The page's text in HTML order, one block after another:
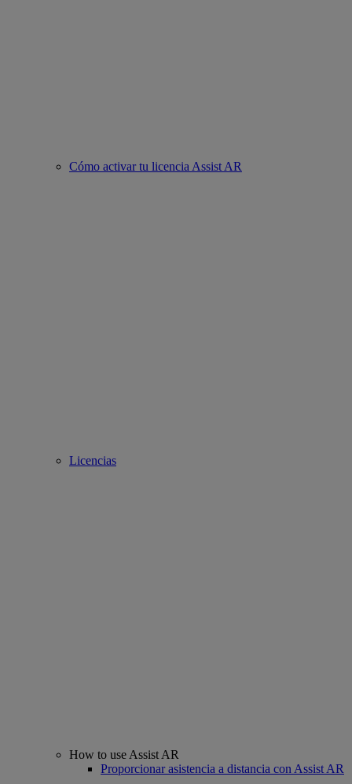
Cómo activar tu licencia Assist AR
Licencias
How to use Assist AR
Proporcionar asistencia a distancia con Assist AR